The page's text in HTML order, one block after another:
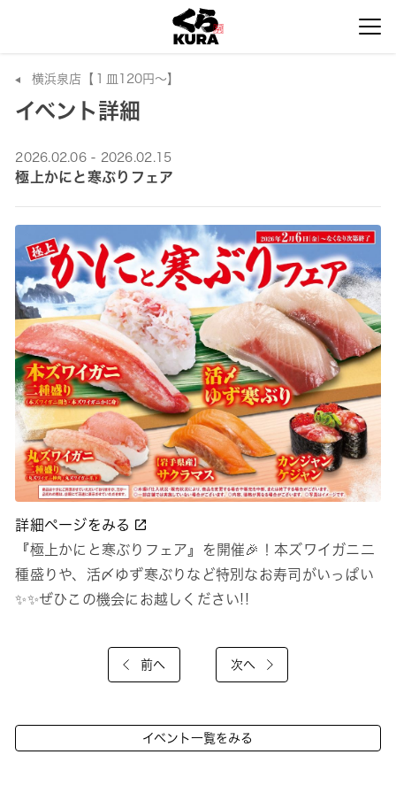
横浜泉店【１皿120円～】
イベント詳細
2026.02.06 - 2026.02.15
極上かにと寒ぶりフェア
詳細ページをみる
『極上かにと寒ぶりフェア』を開催🎉！本ズワイガニ二
種盛りや、活〆ゆず寒ぶりなど特別なお寿司がいっぱい
✨✨ぜひこの機会にお越しください!!
前へ 次へ
イベント一覧をみる